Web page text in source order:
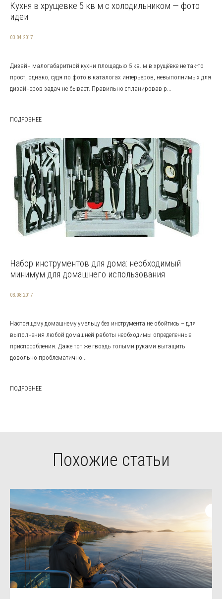
Кухня в хрущевке 5 кв м с холодильником — фото
идеи
03.04.2017
Дизайн малогабаритной кухни площадью 5 кв. м в хрущёвке не так-то
прост, однако, судя по фото в каталогах интерьеров, невыполнимых для
дизайнеров задач не бывает. Правильно спланировав р...
ПОДРОБНЕЕ
Набор инструментов для дома: необходимый
минимум для домашнего использования
03.08.2017
Настоящему домашнему умельцу без инструмента не обойтись – для
выполнения любой домашней работы необходимы определенные
приспособления. Даже тот же гвоздь голыми руками вытащить
довольно проблематично...
ПОДРОБНЕЕ
Похожие статьи